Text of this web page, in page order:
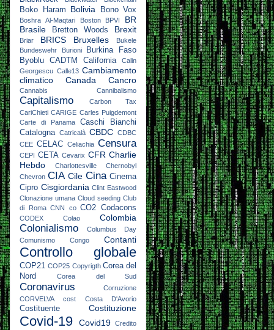
Boko Haram Bolivia Bono Vox
Boshra Al-Maqtari Boston BPVI
BR
Brasile
Bretton Woods Brexit
Briar BRICS Bruxelles
Bukele
Bundeswehr
Burioni
Burkina Faso
Byoblu
CADTM California
Calin
Georgescu Calle13 Cambiamento
climatico
Canada Cancro
Cannabis Cannibalismo
Capitalismo
Carbon Tax
CariChieti CARIGE Carles Puigdemont
Carte di Panama
Caschi Bianchi
Catalogna Catricalà CBDC CDBC
CEE CELAC Celiachia Censura
CEPI CETA Cevarix CFR Charlie
Hebdo
Charlottesville
Chernobyl
Chevron CIA Cile Cina Cinema
Cipro Cisgiordania Clint Eastwood
Clonazione umana Cloud seeding Club
di Roma CNN co CO2 Codacons
CODEX Colao Colombia
Colonialismo
Columbus Day
Comunismo
Congo Contanti
Controllo globale
COP21 COP25 Copyrigth Corea del
Nord
Corea del Sud
Coronavirus
Corruzione
CORVELVA
cost Costa D'Avorio
Costituente Costituzione
Covid-19 Covid19
Credito